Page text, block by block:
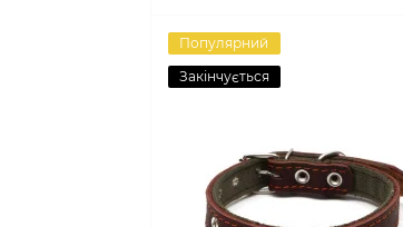
Популярний
Закінчується